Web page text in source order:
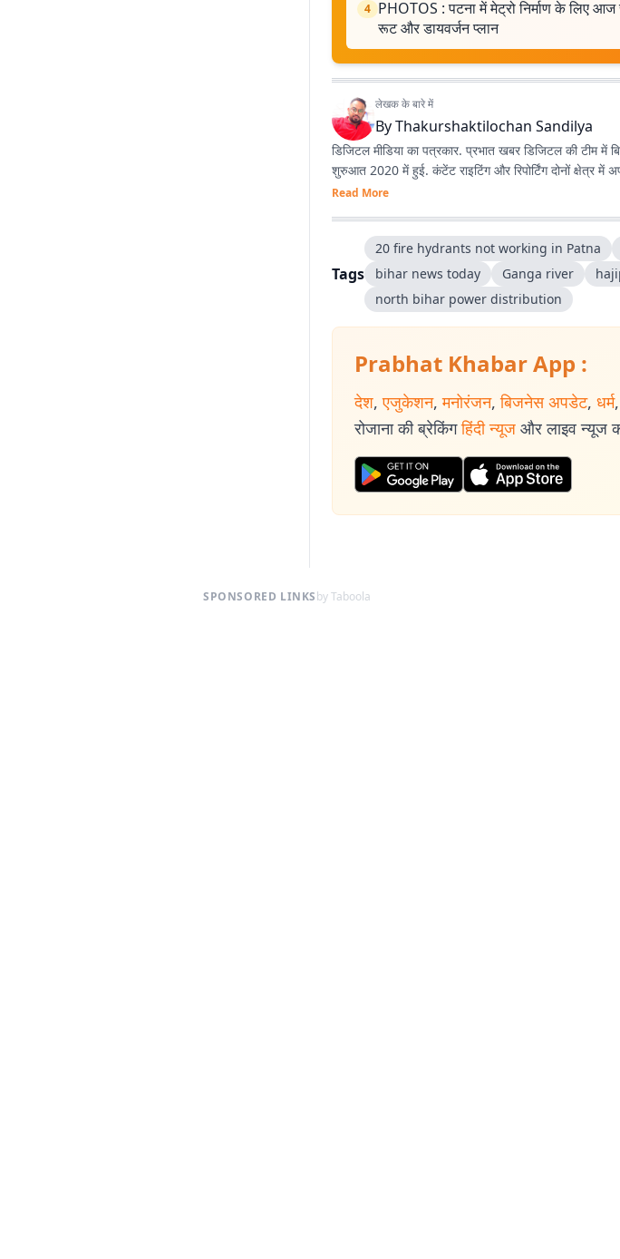
4 PHOTOS : पटना में मेट्रो निर्माण के लिए
रूट और डायवर्जन प्लान
लेखक के बारे में
ByThakurshaktilochan Sandilya
डिजिटल मीडिया का पत्रकार. प्रभात खबर डिजिटल की टीम
शुरुआत 2020 में हुई. कंटेंट राइटिंग और रिपोर्टिंग दोनों
Read More
Tags
20 fire hydrants not working in Patna
bihar news today
Ganga river
north bihar power distribution
Prabhat Khabar App :
देश, एजुकेशन, मनोरंजन, बिजनेस अपडेट, धर्म,
रोजाना की ब्रेकिंग हिंदी न्यूज और लाइव न्यूज
SPONSORED LINKSby Taboola